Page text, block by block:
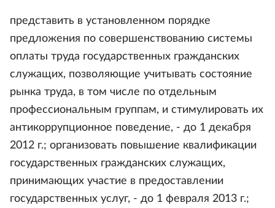
представить в установленном порядке
предложения по совершенствованию системы
оплаты труда государственных гражданских
служащих, позволяющие учитывать состояние
рынка труда, в том числе по отдельным
профессиональным группам, и стимулировать их
антикоррупционное поведение, - до 1 декабря
2012 г.; организовать повышение квалификации
государственных гражданских служащих,
принимающих участие в предоставлении
государственных услуг, - до 1 февраля 2013 г.;